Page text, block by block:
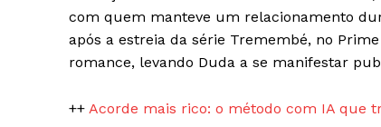
Aprenda
com quem manteve um relacionamento
após a estreia da série Tremembé, no
romance, levando Duda a se manifestar
++ Acorde mais rico: o método com IA que